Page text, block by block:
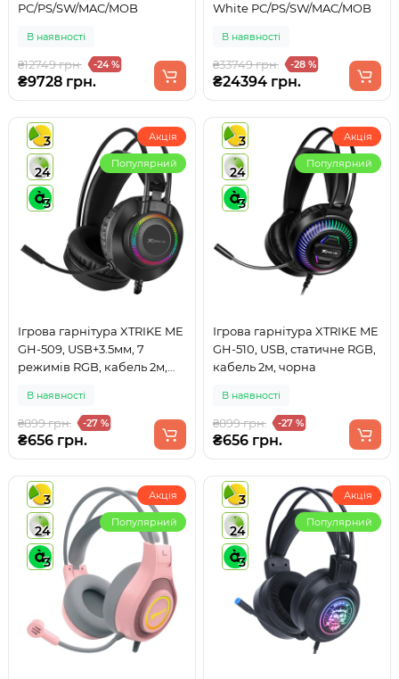
PC/PS/SW/MAC/MOB
В наявності
₴12749 грн. -24 %
₴9728 грн.
White PC/PS/SW/MAC/MOB
В наявності
₴33749 грн. -28 %
₴24394 грн.
3
24
3
Акція
Популярний
Ігрова гарнітура XTRIKE ME
GH-509, USB+3.5мм, 7
режимів RGB, кабель 2м,
В наявності
₴899 грн. -27 %
₴656 грн.
3
24
3
Акція
Популярний
Ігрова гарнітура XTRIKE ME
GH-510, USB, статичне RGB,
кабель 2м, чорна
В наявності
₴899 грн. -27 %
₴656 грн.
3
24
3
Акція
Популярний
3
24
3
Акція
Популярний